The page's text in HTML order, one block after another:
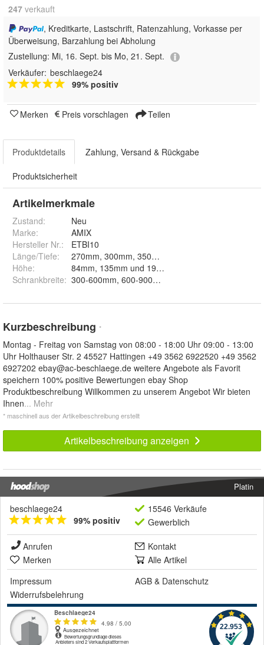
247 verkauft
, Kreditkarte, Lastschrift, Ratenzahlung, Vorkasse per
Überweisung, Barzahlung bei Abholung
Zustellung: Mi, 16. Sept. bis Mo, 21. Sept.
Verkäufer: beschlaege24
99% positiv
Merken Preis vorschlagen Teilen
Produktdetails Zahlung, Versand & Rückgabe
Produktsicherheit
Artikelmerkmale
Zustand:
Neu
Marke:
AMIX
Hersteller Nr.:
ETBI10
Länge/Tiefe:
Höhe:
84mm, 135mm und 199mm
Schrankbreite:
Kurzbeschreibung *
Montag - Freitag von Samstag von 08:00 - 18:00 Uhr 09:00 - 13:00
Uhr Holthauser Str. 2 45527 Hattingen +49 3562 6922520 +49 3562
6927202 ebay@ac-beschlaege.de weitere Angebote als Favorit
speichern 100% positive Bewertungen ebay Shop
Produktbeschreibung Willkommen zu unserem Angebot Wir bieten
Ihnen... Mehr
* maschinell aus der Artikelbeschreibung erstellt
Artikelbeschreibung anzeigen
Platin
beschlaege24
99% positiv
15546 Verkäufe
Gewerblich
Anrufen
Kontakt
Merken
Alle Artikel
Impressum
AGB & Datenschutz
Widerrufsbelehrung